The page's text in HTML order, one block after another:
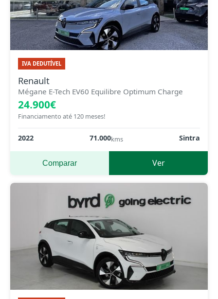
IVA DEDUTÍVEL
Renault
Mégane E-Tech EV60 Equilibre Optimum Charge
24.900€
Financiamento até 120 meses!
2022 71.000kms Sintra
Comparar Ver